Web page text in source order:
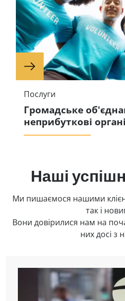
Послуги
Громадське
неприбуткові
Наші
Ми пишаємося нашими
так і
Вони довірилися нам на
них досі з